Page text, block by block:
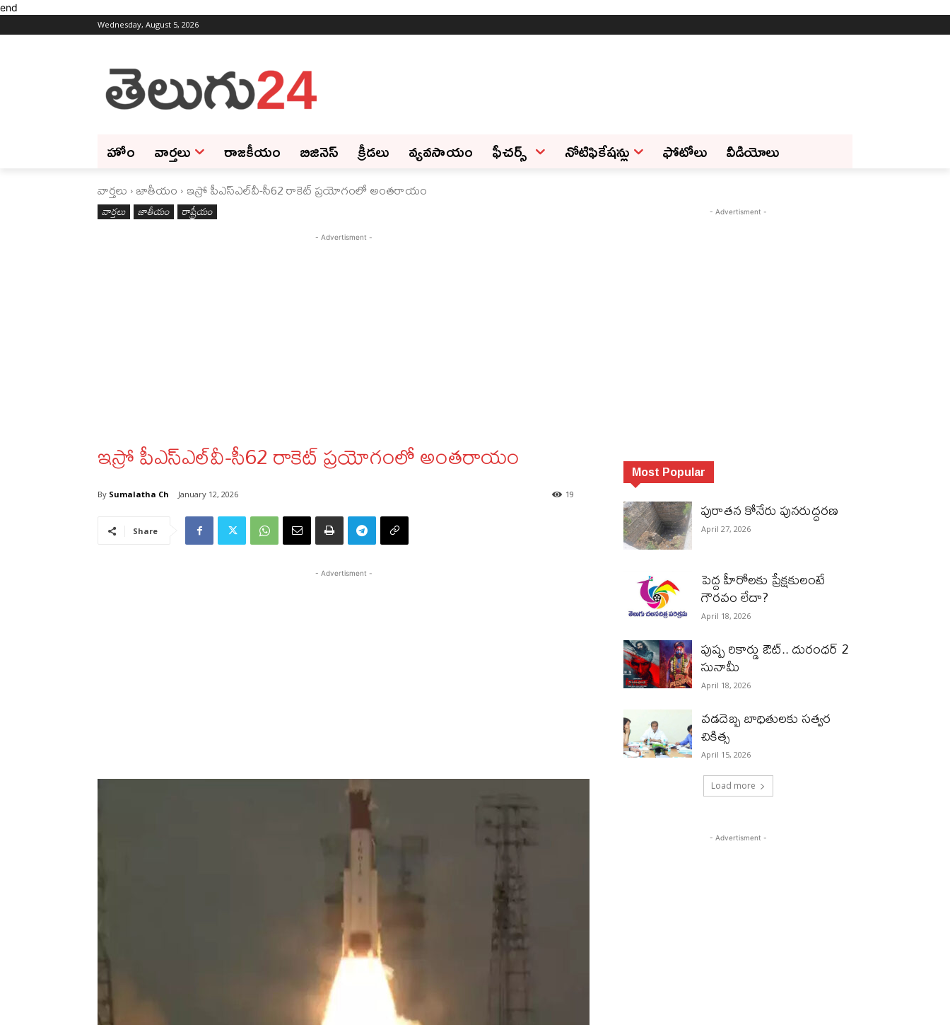
end
Wednesday, August 5, 2026
హోం వార్తలు రాజకీయం బిజినెస్‌ క్రీడలు వ్యవసాయం ఫీచ‌ర్స్ ‌ నోటిఫికేషన్లు ఫోటోలు వీడియోలు
వార్తలు జాతీయం ఇస్రో పీఎస్‌ఎల్‌వీ-సీ62 రాకెట్‌ ప్రయోగంలో అంతరాయం
వార్తలు జాతీయం రాష్ట్రీయం
- Advertisment -
ఇస్రో పీఎస్‌ఎల్‌వీ-సీ62 రాకెట్‌ ప్రయోగంలో అంతరాయం
By Sumalatha Ch January 12, 2026 19
Share
- Advertisment -
- Advertisment -
Most Popular
పురాత‌న కోనేరు పున‌రుద్ధ‌ర‌ణ
April 27, 2026
పెద్ద హీరోల‌కు ప్రేక్ష‌కులంటే
గౌర‌వం లేదా?
April 18, 2026
పుష్ప రికార్డు ఔట్‌.. దురంధ‌ర్ 2
సునామీ
April 18, 2026
వడదెబ్బ బాధితులకు సత్వర
చికిత్స
April 15, 2026
Load more
- Advertisment -